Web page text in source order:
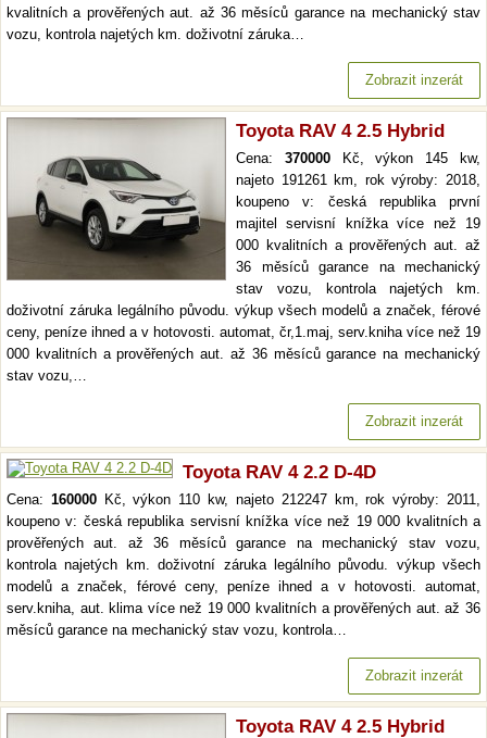
kvalitních a prověřených aut. až 36 měsíců garance na mechanický stav
vozu, kontrola najetých km. doživotní záruka…
Zobrazit inzerát
Toyota RAV 4 2.5 Hybrid
Cena: 370000Kč, výkon 145 kw,
najeto 191261 km, rok výroby: 2018,
koupeno v: česká republika první
majitel servisní knížka více než 19
000 kvalitních a prověřených aut. až
36 měsíců garance na mechanický
stav vozu, kontrola najetých km.
doživotní záruka legálního původu. výkup všech modelů a značek, férové
ceny, peníze ihned a v hotovosti. automat, čr,1.maj, serv.kniha více než 19
000 kvalitních a prověřených aut. až 36 měsíců garance na mechanický
stav vozu,…
Zobrazit inzerát
Toyota RAV 4 2.2 D-4D
Cena: 160000Kč, výkon 110 kw, najeto 212247 km, rok výroby: 2011,
koupeno v: česká republika servisní knížka více než 19 000 kvalitních a
prověřených aut. až 36 měsíců garance na mechanický stav vozu,
kontrola najetých km. doživotní záruka legálního původu. výkup všech
modelů a značek, férové ceny, peníze ihned a v hotovosti. automat,
serv.kniha, aut. klima více než 19 000 kvalitních a prověřených aut. až 36
měsíců garance na mechanický stav vozu, kontrola…
Zobrazit inzerát
Toyota RAV 4 2.5 Hybrid